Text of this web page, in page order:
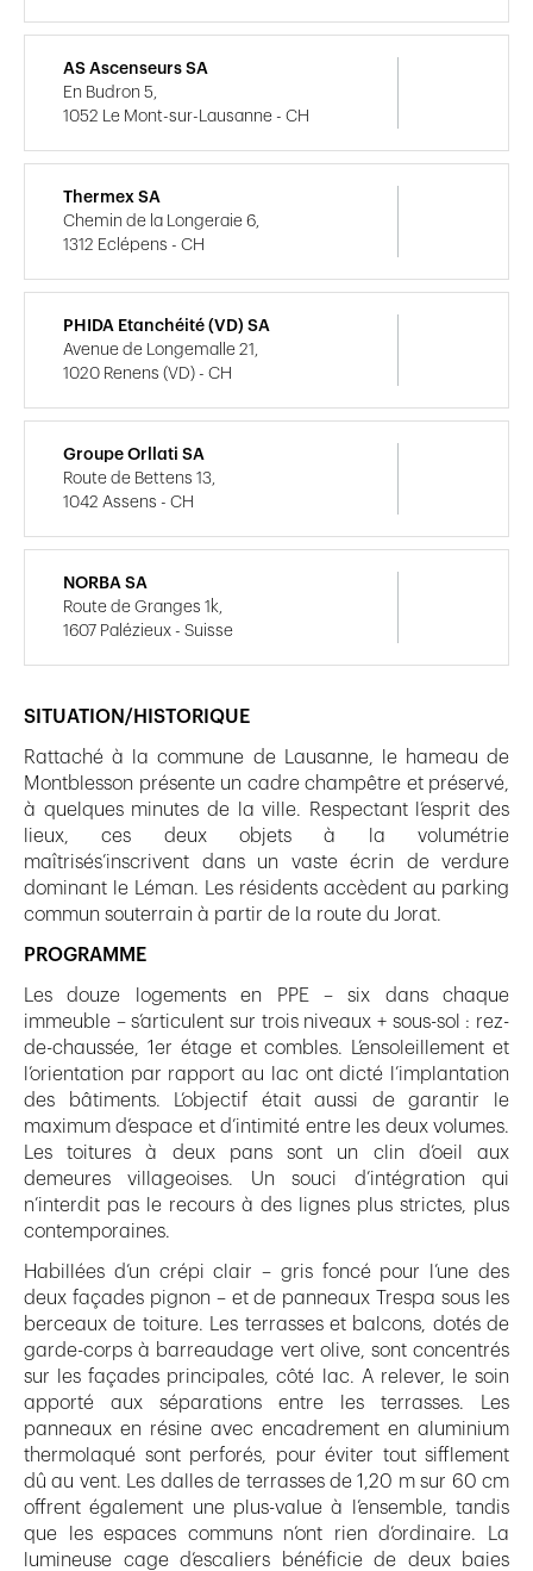
SITUATION/HISTORIQUE
Rattaché à la commune de Lausanne, le hameau de
Montblesson présente un cadre champêtre et préservé,
à quelques minutes de la ville. Respectant l’esprit des
lieux, ces deux objets à la volumétrie
maîtrisés’inscrivent dans un vaste écrin de verdure
dominant le Léman. Les résidents accèdent au parking
commun souterrain à partir de la route du Jorat.
PROGRAMME
Les douze logements en PPE – six dans chaque
immeuble – s’articulent sur trois niveaux + sous-sol : rez-
de-chaussée, 1er étage et combles. L’ensoleillement et
l’orientation par rapport au lac ont dicté l’implantation
des bâtiments. L’objectif était aussi de garantir le
maximum d’espace et d’intimité entre les deux volumes.
Les toitures à deux pans sont un clin d’oeil aux
demeures villageoises. Un souci d’intégration qui
n’interdit pas le recours à des lignes plus strictes, plus
contemporaines.
Habillées d’un crépi clair – gris foncé pour l’une des
deux façades pignon – et de panneaux Trespa sous les
berceaux de toiture. Les terrasses et balcons, dotés de
garde-corps à barreaudage vert olive, sont concentrés
sur les façades principales, côté lac. A relever, le soin
apporté aux séparations entre les terrasses. Les
panneaux en résine avec encadrement en aluminium
thermolaqué sont perforés, pour éviter tout sifflement
dû au vent. Les dalles de terrasses de 1,20 m sur 60 cm
offrent également une plus-value à l’ensemble, tandis
que les espaces communs n’ont rien d’ordinaire. La
lumineuse cage d’escaliers bénéficie de deux baies
AS Ascenseurs SA
En Budron 5,
1052 Le Mont-sur-Lausanne - CH
Thermex SA
Chemin de la Longeraie 6,
1312 Eclépens - CH
PHIDA Etanchéité (VD) SA
Avenue de Longemalle 21,
1020 Renens (VD) - CH
Groupe Orllati SA
Route de Bettens 13,
1042 Assens - CH
NORBA SA
Route de Granges 1k,
1607 Palézieux - Suisse